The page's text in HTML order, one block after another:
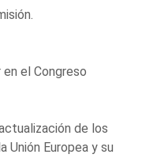
el Congreso
de los
Unión Europea y su